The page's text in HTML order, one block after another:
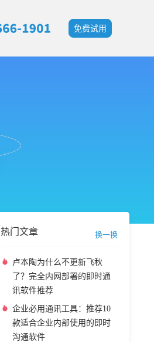
免费试用
热门文章 换一换
卢本陶为什么不更新飞秋
了？完全内网部署的即时通
讯软件推荐
企业必用通讯工具：推荐10
款适合企业内部使用的即时
沟通软件